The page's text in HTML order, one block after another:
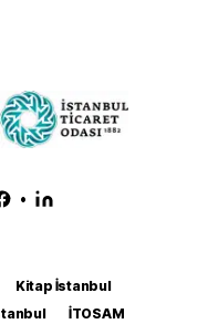
•
Kitap İstanbul
İTOSAM